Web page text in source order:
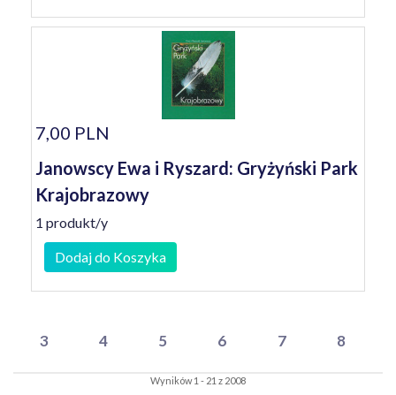
7,00 PLN
Janowscy Ewa i Ryszard: Gryżyński Park
Krajobrazowy
1 produkt/y
Dodaj do Koszyka
3 4 5 6 7 8
Wyników 1 - 21 z 2008